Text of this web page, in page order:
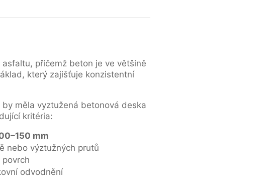
přičemž beton je ve většině
který zajišťuje konzistentní
měla vyztužená betonová deska
kritéria:
mm
nebo výztužných prutů
povrch
odvodnění